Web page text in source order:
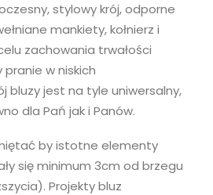
stylowy krój, odporne
mankiety, kołnierz i
zachowania trwałości
w niskich
bluzy jest na tyle uniwersalny,
dla Pań jak i Panów.
by istotne elementy
się minimum 3cm od brzegu
Projekty bluz